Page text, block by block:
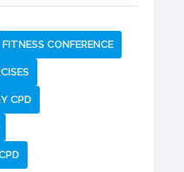
FITNESS CONFERENCE
CPD